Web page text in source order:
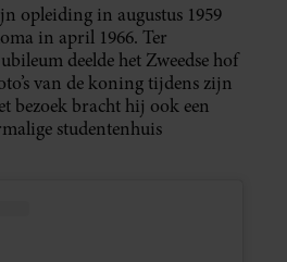
opleiding in augustus 1959
in april 1966. Ter
deelde het Zweedse hof
van de koning tijdens zijn
bezoek bracht hij ook een
studentenhuis